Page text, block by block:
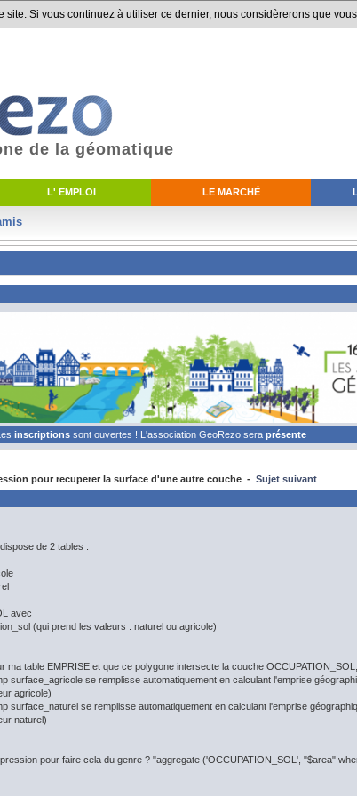
Si vous continuez à utiliser ce dernier, nous considèrerons que
L' EMPLOI LE MARCHÉ
de la géomatique
inscriptions sont ouvertes ! L'association GeoRezo sera présente
pour recuperer la surface d'une autre couche - Sujet suivant
de 2 tables :
avec
(qui prend les valeurs : naturel ou agricole)
ma table EMPRISE et que ce polygone intersecte la couche OCCUPATION_SOL,
se remplisse automatiquement en calculant l'emprise
agricole)
se remplisse automatiquement en calculant l'emprise
naturel)
pour faire cela du genre ? "aggregate ('OCCUPATION_SOL', "$area"